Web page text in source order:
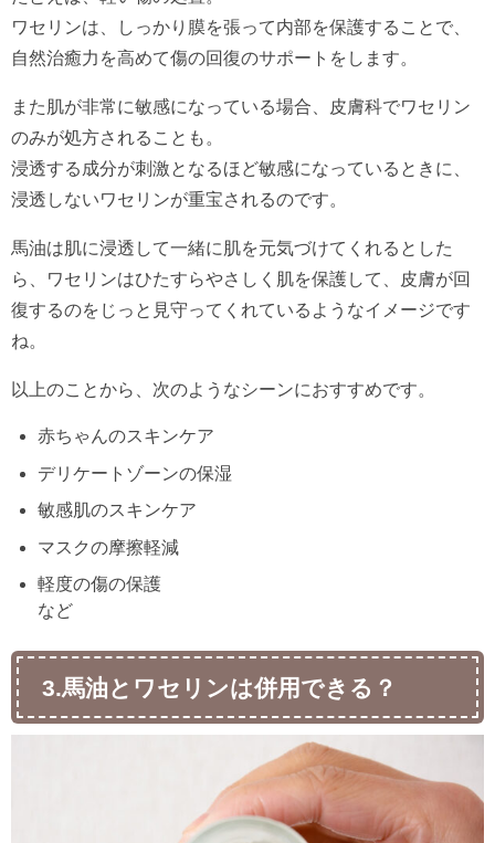
ワセリンは、しっかり膜を張って内部を保護することで、
自然治癒力を高めて傷の回復のサポートをします。
また肌が非常に敏感になっている場合、皮膚科でワセリン
のみが処方されることも。
浸透する成分が刺激となるほど敏感になっているときに、
浸透しないワセリンが重宝されるのです。
馬油は肌に浸透して一緒に肌を元気づけてくれるとした
ら、ワセリンはひたすらやさしく肌を保護して、皮膚が回
復するのをじっと見守ってくれているようなイメージです
ね。
以上のことから、次のようなシーンにおすすめです。
赤ちゃんのスキンケア
デリケートゾーンの保湿
敏感肌のスキンケア
マスクの摩擦軽減
軽度の傷の保護
など
3.馬油とワセリンは併用できる？